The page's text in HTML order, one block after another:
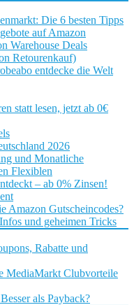
Die 6 besten Tipps
auf Amazon
Warehouse Deals
Retourenkauf)
entdecke die Welt
statt lesen, jetzt ab 0€
2026
und Monatliche
Flexiblen
– ab 0% Zinsen!
Amazon Gutscheincodes?
und geheimen Tricks
Rabatte und
MediaMarkt Clubvorteile
als Payback?